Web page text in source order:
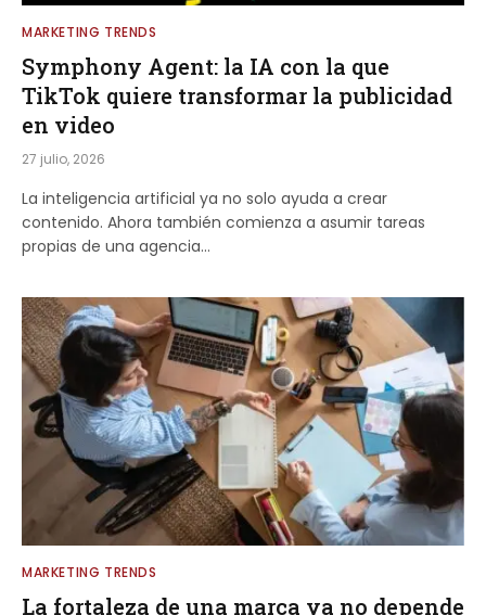
MARKETING TRENDS
Symphony Agent: la IA con la que
TikTok quiere transformar la publicidad
en video
27 julio, 2026
La inteligencia artificial ya no solo ayuda a crear
contenido. Ahora también comienza a asumir tareas
propias de una agencia…
MARKETING TRENDS
La fortaleza de una marca ya no depende